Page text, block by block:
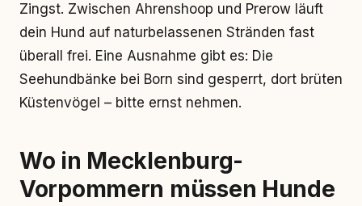
Zingst. Zwischen Ahrenshoop und Prerow läuft
dein Hund auf naturbelassenen Stränden fast
überall frei. Eine Ausnahme gibt es: Die
Seehundbänke bei Born sind gesperrt, dort brüten
Küstenvögel – bitte ernst nehmen.
Wo in Mecklenburg-
Vorpommern müssen Hunde